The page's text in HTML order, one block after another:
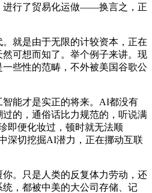
进行了贸易化运做——换言之，正
就是由于无限的计较资本，正在
可想而知了。举个例子来讲。现
些性的范畴，不外被美国谷歌公
能才是实正的将来。AI都没有
的，通俗话比力规范的，听说满
即便化妆过，顿时就无法顺
深切挖掘AI潜力，正在挪动互联
。只是人类的反复体力劳动，还
，都被中美的大公司存储、记